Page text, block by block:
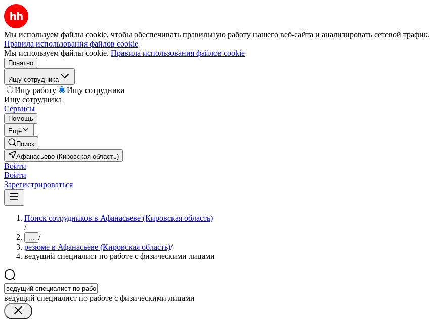
Мы используем файлы cookie, чтобы обеспечивать правильную работу нашего веб-сайта и анализировать сетевой трафик.
Правила использования файлов cookie
Мы используем файлы cookie. Правила использования файлов cookie
Понятно
Ищу сотрудника
Ищу работу
Ищу сотрудника
Ищу сотрудника
Сервисы
Помощь
Ещё
Поиск
Афанасьево (Кировская область)
Войти
Войти
Зарегистрироваться
Поиск сотрудников в Афанасьеве (Кировская область)
/
... /
резюме в Афанасьеве (Кировская область)/
ведущий специалист по работе с физическими лицами
ведущий специалист по работе с физическими лицами